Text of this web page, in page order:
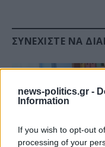
news-politics.gr -
Information
If you wish to opt-out
processing of your
ΣΥΝΕΧΊΣΤΕ ΝΑ